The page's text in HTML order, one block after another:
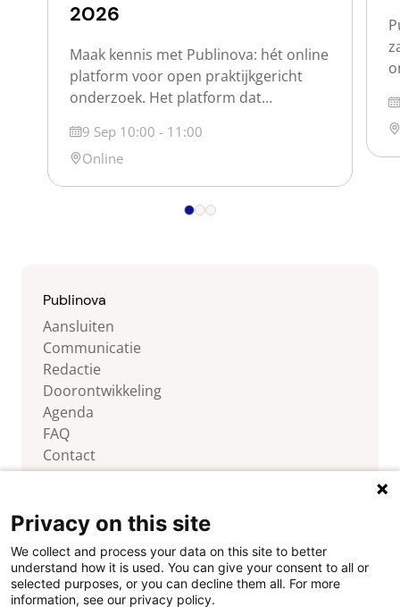
2026
Maak kennis met Publinova: hét online
platform voor open praktijkgericht
onderzoek. Het platform dat
iedereen vindbaar en zichtbaar maakt.
Publinova is een samenwerking tussen
de Nederlandse hogescholen, de
Vereniging Hogescholen, SIA en SURF.
(onderzoeks)producten, projecten,
Datum
9 Sep 10:00 - 11:00
Locatie
Online
Publinova
Aansluiten
Communicatie
Redactie
Doorontwikkeling
Agenda
FAQ
Contact
Volg ons
Privacy on this site
We collect and process your data on this site to better
understand how it is used. You can give your consent to all or
selected purposes, or you can decline them all. For more
information, see our privacy policy.